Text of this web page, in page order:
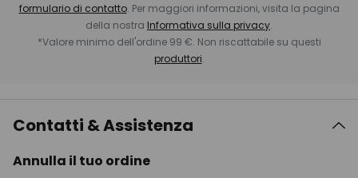
formulario di contatto. Per maggiori informazioni, visita la pagina
della nostra Informativa sulla privacy.
*Valore minimo dell'ordine 99 €. Non riscattabile su questi
produttori.
Contatti & Assistenza
Annulla il tuo ordine